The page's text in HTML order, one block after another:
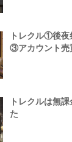
トレクル①後
③アカウント売
トレクルは無
た